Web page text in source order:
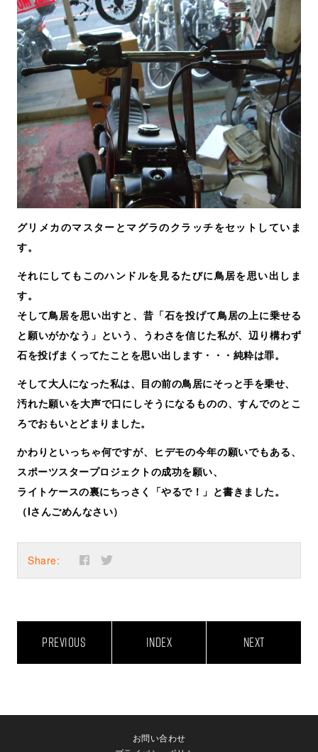
グリメカのマスターとマグラのクラッチをセットしていま
す。
それにしてもこのハンドルを見るたびに鳥居を思い出しま
す。
そして鳥居を思い出すと、昔「石を投げて鳥居の上に乗せる
と願いがかなう」という、うわさを信じた私が、辺り構わず
石を投げまくってたことを思い出します・・・純粋は罪。
そして大人になった私は、目の前の鳥居にそっと手を乗せ、
汚れた願いを大声で口にしそうになるものの、すんでのとこ
ろでおもいとどまりました。
かわりといっちゃ何ですが、ヒデモの今年の願いでもある、
スポーツスタープロジェクトの成功を願い、
ライトケースの裏にちっさく「やるで！」と書きました。
（Iさんごめんなさい）
Share:
PREVIOUS INDEX NEXT
お問い合わせ